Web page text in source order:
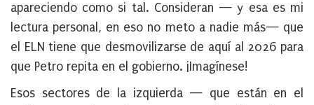
apareciendo como si tal. Consideran — y esa es mi
lectura personal, en eso no meto a nadie más— que
el ELN tiene que desmovilizarse de aquí al 2026 para
que Petro repita en el gobierno. ¡Imagínese!
Esos sectores de la izquierda — que están en el